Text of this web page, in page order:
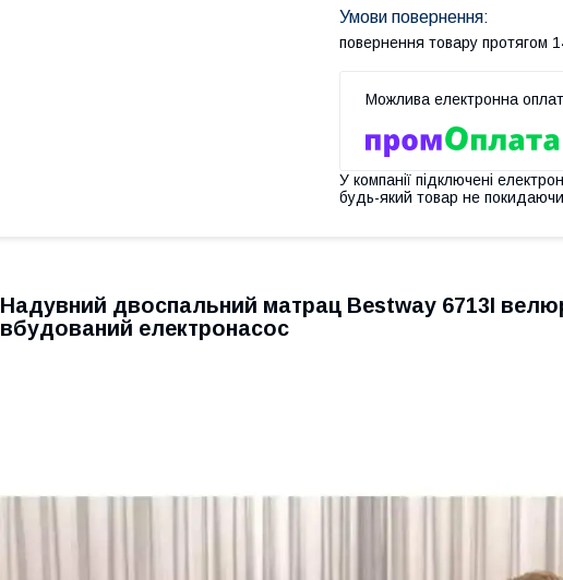
повернення товару протягом
У компанії підключені
будь-який товар не
Надувний двоспальний матрац Bestway 6713I
вбудований електронасос